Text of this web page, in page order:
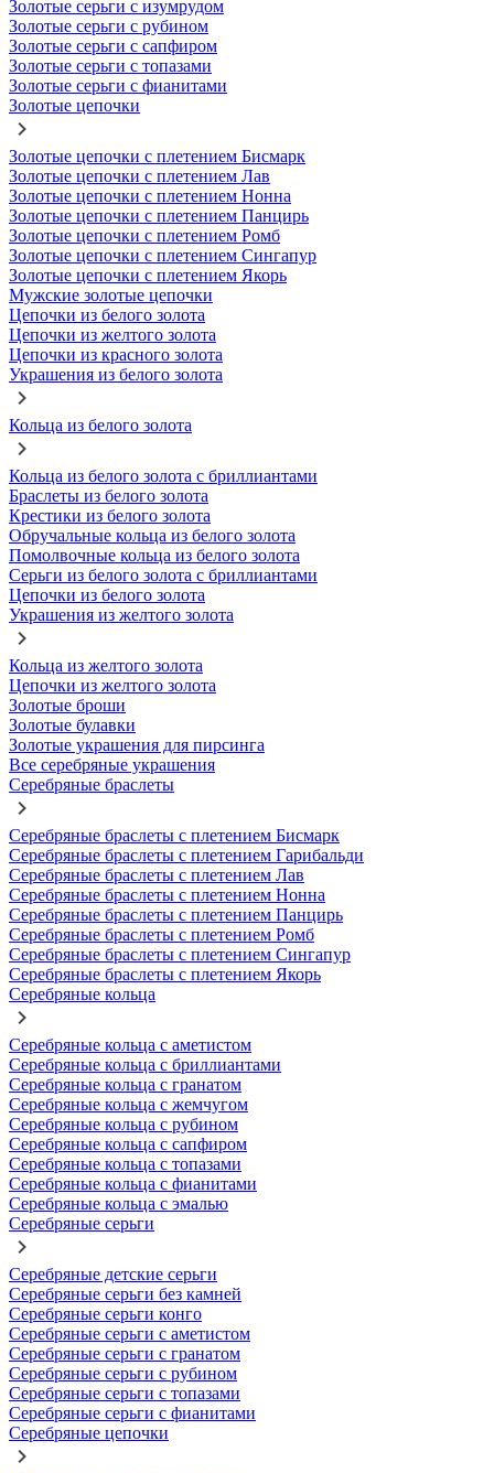
Золотые серьги с изумрудом
Золотые серьги с рубином
Золотые серьги с сапфиром
Золотые серьги с топазами
Золотые серьги с фианитами
Золотые цепочки
Золотые цепочки с плетением Бисмарк
Золотые цепочки с плетением Лав
Золотые цепочки с плетением Нонна
Золотые цепочки с плетением Панцирь
Золотые цепочки с плетением Ромб
Золотые цепочки с плетением Сингапур
Золотые цепочки с плетением Якорь
Мужские золотые цепочки
Цепочки из белого золота
Цепочки из желтого золота
Цепочки из красного золота
Украшения из белого золота
Кольца из белого золота
Кольца из белого золота с бриллиантами
Браслеты из белого золота
Крестики из белого золота
Обручальные кольца из белого золота
Помолвочные кольца из белого золота
Серьги из белого золота с бриллиантами
Цепочки из белого золота
Украшения из желтого золота
Кольца из желтого золота
Цепочки из желтого золота
Золотые броши
Золотые булавки
Золотые украшения для пирсинга
Все серебряные украшения
Серебряные браслеты
Серебряные браслеты с плетением Бисмарк
Серебряные браслеты с плетением Гарибальди
Серебряные браслеты с плетением Лав
Серебряные браслеты с плетением Нонна
Серебряные браслеты с плетением Панцирь
Серебряные браслеты с плетением Ромб
Серебряные браслеты с плетением Сингапур
Серебряные браслеты с плетением Якорь
Серебряные кольца
Серебряные кольца с аметистом
Серебряные кольца с бриллиантами
Серебряные кольца с гранатом
Серебряные кольца с жемчугом
Серебряные кольца с рубином
Серебряные кольца с сапфиром
Серебряные кольца с топазами
Серебряные кольца с фианитами
Серебряные кольца с эмалью
Серебряные серьги
Серебряные детские серьги
Серебряные серьги без камней
Серебряные серьги конго
Серебряные серьги с аметистом
Серебряные серьги с гранатом
Серебряные серьги с рубином
Серебряные серьги с топазами
Серебряные серьги с фианитами
Серебряные цепочки